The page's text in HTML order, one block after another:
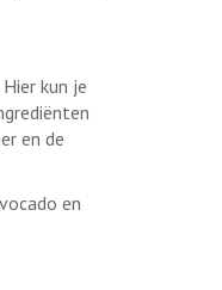
kun je
en de
en